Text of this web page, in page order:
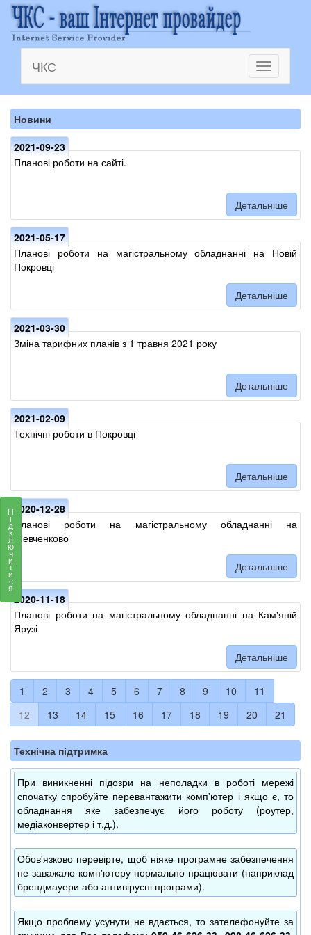
Toggle
navigation
ЧКС
Новини
2021-09-23
Планові роботи на сайті.
Детальніше
2021-05-17
Планові роботи на магістральному обладнанні на Новій
Покровці
Детальніше
2021-03-30
Зміна тарифних планів з 1 травня 2021 року
Детальніше
2021-02-09
Технічні роботи в Покровці
Детальніше
2020-12-28
Планові роботи на магістральному обладнанні на
Шевченково
Детальніше
2020-11-18
Планові роботи на магістральному обладнанні на Кам'яній
Ярузі
Детальніше
1 2 3 4 5 6 7 8 9 10
11
12
13 14 15 16 17 18 19 20 21
Технічна підтримка
При виникненні підозри на неполадки в роботі мережі
спочатку спробуйте перевантажити комп'ютер і якщо є, то
обладнання яке забезпечує його роботу (роутер,
медіаконвертер і т.д.).
Обов'язково перевірте, щоб ніяке програмне забезпечення
не заважало комп'ютеру нормально працювати (наприклад
брендмауери або антивірусні програми).
Якщо проблему усунути не вдається, то зателефонуйте за
П
і
д
к
л
ю
ч
и
т
и
с
я